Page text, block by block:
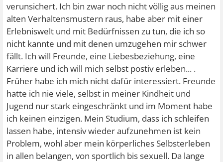
verunsichert. Ich bin zwar noch nicht völlig aus meinen
alten Verhaltensmustern raus, habe aber mit einer
Erlebniswelt und mit Bedürfnissen zu tun, die ich so
nicht kannte und mit denen umzugehen mir schwer
fällt. Ich will Freunde, eine Liebesbeziehung, eine
Karriere und ich will mich selbst postiv erleben... .
Früher habe ich mich nicht dafür interessiert. Freunde
hatte ich nie viele, selbst in meiner Kindheit und
Jugend nur stark eingeschränkt und im Moment habe
ich keinen einzigen. Mein Studium, dass ich schleifen
lassen habe, intensiv wieder aufzunehmen ist kein
Problem, wohl aber mein körperliches Selbsterleben
in allen belangen, von sportlich bis sexuell. Da lange